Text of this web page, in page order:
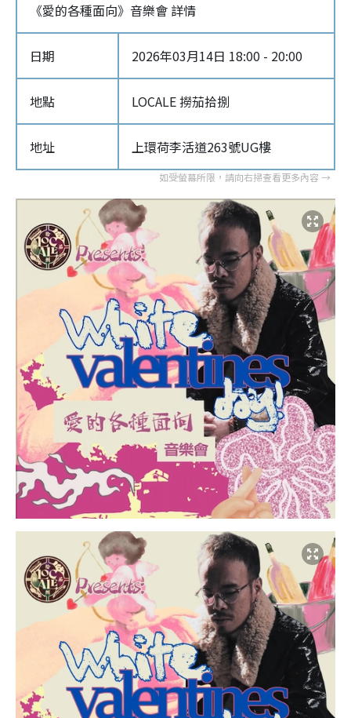
《愛的各種面向》音樂會 詳情
日期 2026年03月14日 18:00 - 20:00
地點 LOCALE 撈茄拾捌
地址 上環荷李活道263號UG樓